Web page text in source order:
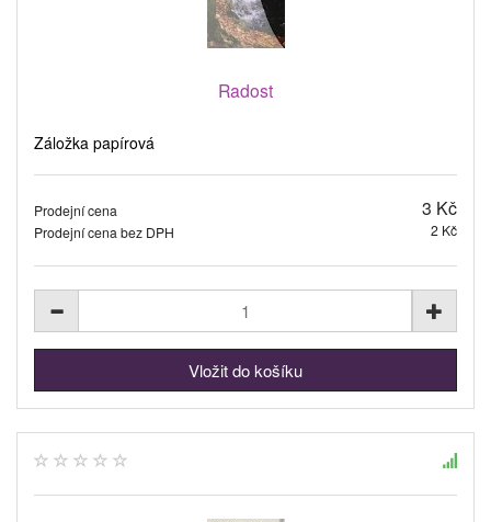
Radost
Záložka papírová
Prodejní cena 3 Kč
Prodejní cena bez DPH 2 Kč